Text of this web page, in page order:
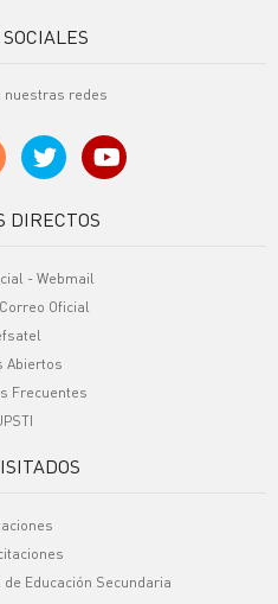
nuestras redes
DIRECTOS
- Webmail
Oficial
Abiertos
Frecuentes
Educación Secundaria